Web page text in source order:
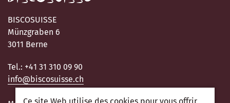
BISCOSUISSE
Münzgraben 6
3011 Berne
Tel.: +41 31 310 09 90
info@biscosuisse.ch